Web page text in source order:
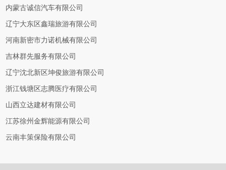
内蒙古诚信汽车有限公司
辽宁大东区鑫瑞旅游有限公司
河南新密市力诺机械有限公司
吉林群先服务有限公司
辽宁沈北新区坤俊旅游有限公司
浙江钱塘区志腾医疗有限公司
山西立达建材有限公司
江苏徐州金辉能源有限公司
云南丰策保险有限公司